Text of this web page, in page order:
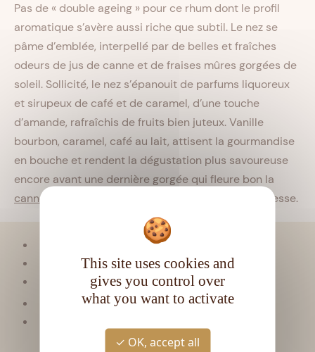
Pas de « double ageing » pour ce rhum dont le profil
aromatique s’avère aussi riche que subtil. Le nez se
pâme d’emblée, interpellé par de belles et fraîches
odeurs de jus de canne et de fraises mûres gorgées de
soleil. Sollicité, le nez s’épanouit de parfums liquoreux
et sirupeux de café et de caramel, d’une touche
d’amande, rafraîchis de fruits bien juteux. Vanille
bourbon, caramel, café au lait, attisent la gourmandise
en bouche et rendent la dégustation plus savoureuse
encore avant une dernière gorgée qui fleure bon la
canne à sucre
. Un rhum intense et plein de délicatesse.
Tropical
Matière première :Mélasse
Type de rhum :Ambré
Contenance :70CL
This site uses cookies and
gives you control over
what you want to activate
OK, accept all